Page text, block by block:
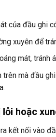
của đầu ghi
xuyên để
mát, tránh
trên mà đầu
hoặc
kết nối vào